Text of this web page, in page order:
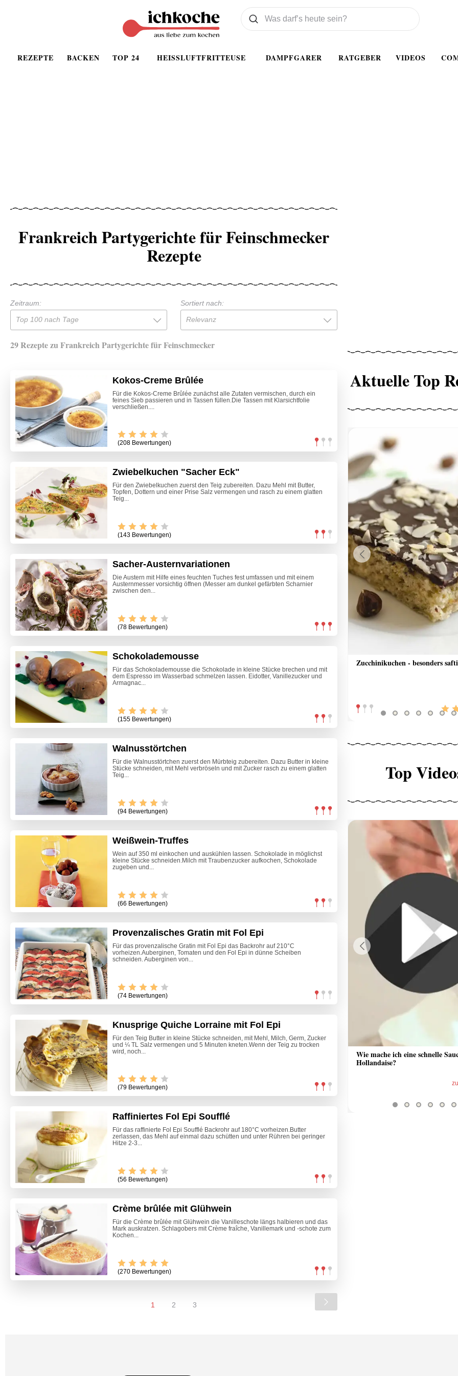
REZEPTE BACKEN TOP 24 HEISSLUFTFRITTEUSE DAMPFGARER RATGEBER VIDEOS
Was wollen Sie suchen
Suchen
Frankreich Partygerichte für Feinschmecker
Rezepte
Zeitraum:
Top 100 nach Tage
Sortiert nach:
Relevanz
29 Rezepte zu Frankreich Partygerichte für Feinschmecker
Kokos-Creme Brûlée
Für die Kokos-Creme Brûlée zunächst alle Zutaten vermischen, durch ein
feines Sieb passieren und in Tassen füllen.Die Tassen mit Klarsichtfolie
verschließen....
(208 Bewertungen)
Zwiebelkuchen "Sacher Eck"
Für den Zwiebelkuchen zuerst den Teig zubereiten. Dazu Mehl mit Butter,
Topfen, Dottern und einer Prise Salz vermengen und rasch zu einem glatten
Teig...
(143 Bewertungen)
Sacher-Austernvariationen
Die Austern mit Hilfe eines feuchten Tuches fest umfassen und mit einem
Austernmesser vorsichtig öffnen (Messer am dunkel gefärbten Scharnier
zwischen den...
(78 Bewertungen)
Schokolademousse
Für das Schokolademousse die Schokolade in kleine Stücke brechen und mit
dem Espresso im Wasserbad schmelzen lassen. Eidotter, Vanillezucker und
Armagnac...
(155 Bewertungen)
Walnusstörtchen
Für die Walnusstörtchen zuerst den Mürbteig zubereiten. Dazu Butter in kleine
Stücke schneiden, mit Mehl verbröseln und mit Zucker rasch zu einem glatten
Teig...
(94 Bewertungen)
Weißwein-Truffes
Wein auf 350 ml einkochen und auskühlen lassen. Schokolade in möglichst
kleine Stücke schneiden.Milch mit Traubenzucker aufkochen, Schokolade
zugeben und...
(66 Bewertungen)
Provenzalisches Gratin mit Fol Epi
Für das provenzalische Gratin mit Fol Epi das Backrohr auf 210°C
vorheizen.Auberginen, Tomaten und den Fol Epi in dünne Scheiben
schneiden. Auberginen von...
(74 Bewertungen)
Knusprige Quiche Lorraine mit Fol Epi
Für den Teig Butter in kleine Stücke schneiden, mit Mehl, Milch, Germ, Zucker
und ¼ TL Salz vermengen und 5 Minuten kneten.Wenn der Teig zu trocken
wird, noch...
(79 Bewertungen)
Raffiniertes Fol Epi Soufflé
Für das raffinierte Fol Epi Soufflé Backrohr auf 180°C vorheizen.Butter
zerlassen, das Mehl auf einmal dazu schütten und unter Rühren bei geringer
Hitze 2-3...
(56 Bewertungen)
Crème brûlée mit Glühwein
Für die Crème brûlée mit Glühwein die Vanilleschote längs halbieren und das
Mark auskratzen. Schlagobers mit Crème fraîche, Vanillemark und -schote zum
Kochen...
(270 Bewertungen)
1 2 3
Aktuelle Top
Zucchinikuchen - besonders
Previous
Top
Wie mache ich eine schnelle
Hollandaise?
zum Video
Previous